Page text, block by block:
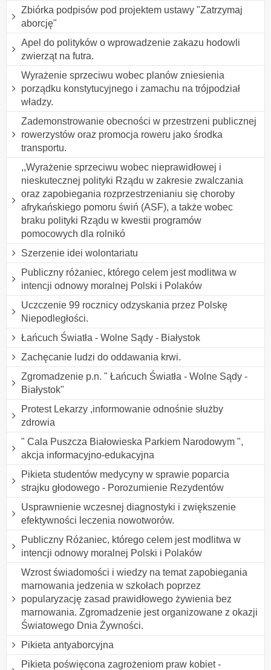
Zbiórka podpisów pod projektem ustawy "Zatrzymaj
aborcję"
Apel do polityków o wprowadzenie zakazu hodowli
zwierząt na futra.
Wyrażenie sprzeciwu wobec planów zniesienia
porządku konstytucyjnego i zamachu na trójpodział
władzy.
Zademonstrowanie obecności w przestrzeni publicznej
rowerzystów oraz promocja roweru jako środka
transportu.
,,Wyrażenie sprzeciwu wobec nieprawidłowej i
nieskutecznej polityki Rządu w zakresie zwalczania
oraz zapobiegania rozprzestrzenianiu się choroby
afrykańskiego pomoru świń (ASF), a także wobec
braku polityki Rządu w kwestii programów
pomocowych dla rolnikó
Szerzenie idei wolontariatu
Publiczny różaniec, którego celem jest modlitwa w
intencji odnowy moralnej Polski i Polaków
Uczczenie 99 rocznicy odzyskania przez Polskę
Niepodległości.
Łańcuch Światła - Wolne Sądy - Białystok
Zachęcanie ludzi do oddawania krwi.
Zgromadzenie p.n. " Łańcuch Światła - Wolne Sądy -
Białystok"
Protest Lekarzy ,informowanie odnośnie służby
zdrowia
" Cala Puszcza Białowieska Parkiem Narodowym ",
akcja informacyjno-edukacyjna
Pikieta studentów medycyny w sprawie poparcia
strajku głodowego - Porozumienie Rezydentów
Usprawnienie wczesnej diagnostyki i zwiększenie
efektywności leczenia nowotworów.
Publiczny Różaniec, którego celem jest modlitwa w
intencji odnowy moralnej Polski i Polaków
Wzrost świadomości i wiedzy na temat zapobiegania
marnowania jedzenia w szkołach poprzez
popularyzację zasad prawidłowego żywienia bez
marnowania. Zgromadzenie jest organizowane z okazji
Światowego Dnia Żywności.
Pikieta antyaborcyjna
Pikieta poświęcona zagrożeniom praw kobiet -